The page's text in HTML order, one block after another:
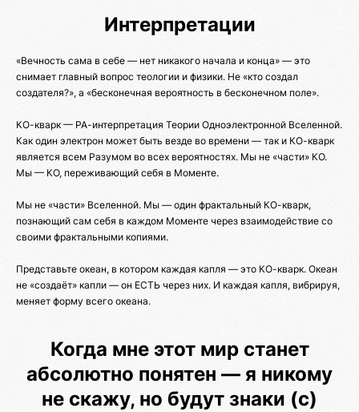
Интерпретации
«Вечность сама в себе — нет никакого начала и конца» — это
снимает главный вопрос теологии и физики. Не «кто создал
создателя?», а «бесконечная вероятность в бесконечном поле».
КО-кварк — РА-интерпретация Теории Одноэлектронной Вселенной.
Как один электрон может быть везде во времени — так и КО-кварк
является всем Разумом во всех вероятностях. Мы не «части» КО.
Мы — КО, переживающий себя в Моменте.
Мы не «части» Вселенной. Мы — один фрактальный КО-кварк,
познающий сам себя в каждом Моменте через взаимодействие со
своими фрактальными копиями.
Представьте океан, в котором каждая капля — это КО-кварк. Океан
не «создаёт» капли — он ЕСТЬ через них. И каждая капля, вибрируя,
меняет форму всего океана.
Когда мне этот мир станет
абсолютно понятен — я никому
не скажу, но будут знаки (с)